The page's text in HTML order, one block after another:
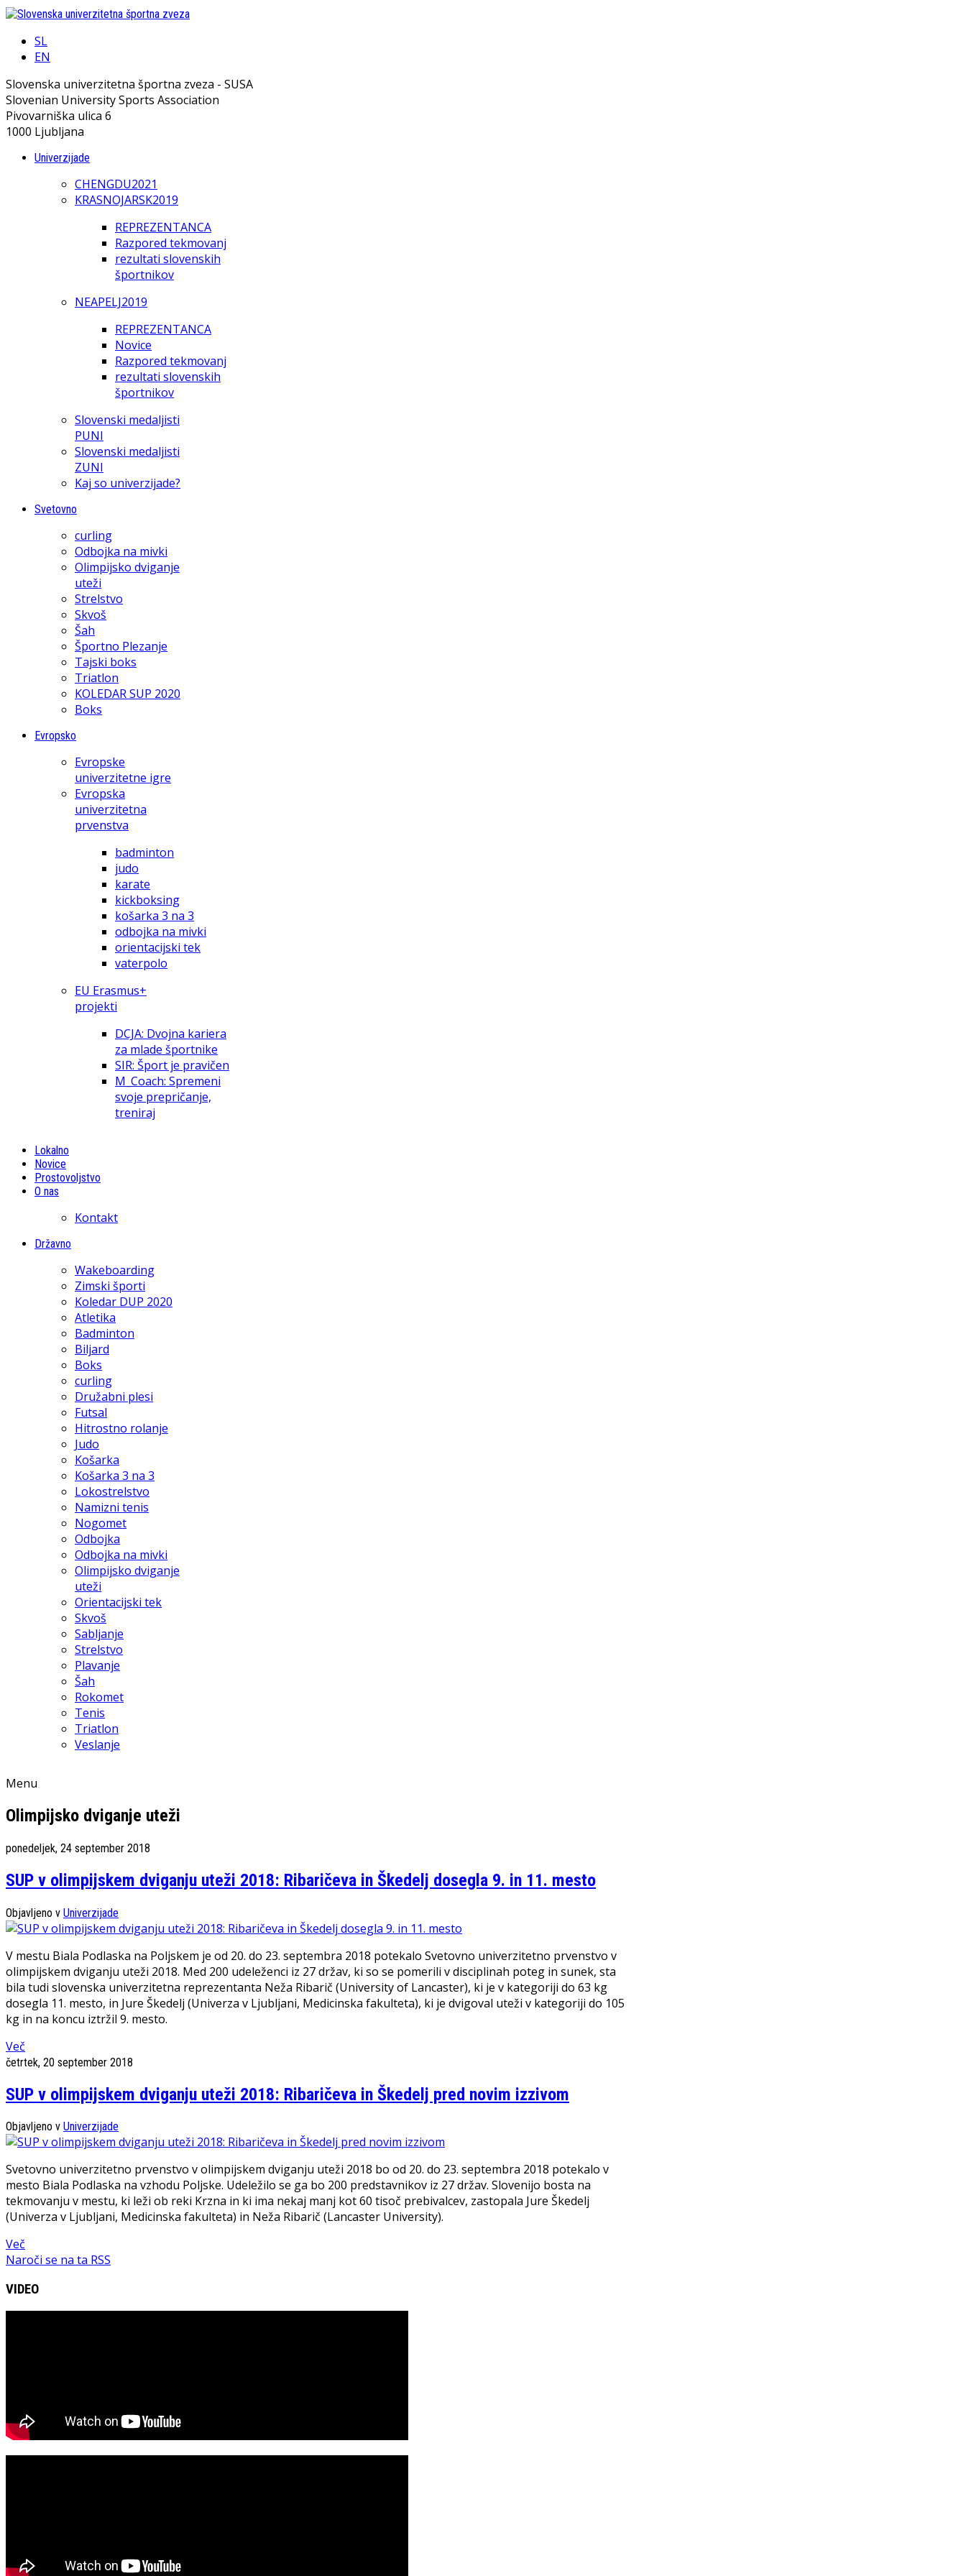
SL
EN
Slovenska univerzitetna športna zveza - SUSA
Slovenian University Sports Association
Pivovarniška ulica 6
1000 Ljubljana
Univerzijade
CHENGDU2021
KRASNOJARSK2019
REPREZENTANCA
Razpored tekmovanj
rezultati slovenskih
športnikov
NEAPELJ2019
REPREZENTANCA
Novice
Razpored tekmovanj
rezultati slovenskih
športnikov
Slovenski medaljisti
PUNI
Slovenski medaljisti
ZUNI
Kaj so univerzijade?
Svetovno
curling
Odbojka na mivki
Olimpijsko dviganje
uteži
Strelstvo
Skvoš
Šah
Športno Plezanje
Tajski boks
Triatlon
KOLEDAR SUP 2020
Boks
Evropsko
Evropske
univerzitetne igre
Evropska
univerzitetna
prvenstva
badminton
judo
karate
kickboksing
košarka 3 na 3
odbojka na mivki
orientacijski tek
vaterpolo
EU Erasmus+
projekti
DCJA: Dvojna kariera
za mlade športnike
SIR: Šport je pravičen
M_Coach: Spremeni
svoje prepričanje,
treniraj
Lokalno
Novice
Prostovoljstvo
O nas
Kontakt
Državno
Wakeboarding
Zimski športi
Koledar DUP 2020
Atletika
Badminton
Biljard
Boks
curling
Družabni plesi
Futsal
Hitrostno rolanje
Judo
Košarka
Košarka 3 na 3
Lokostrelstvo
Namizni tenis
Nogomet
Odbojka
Odbojka na mivki
Olimpijsko dviganje
uteži
Orientacijski tek
Skvoš
Sabljanje
Strelstvo
Plavanje
Šah
Rokomet
Tenis
Triatlon
Veslanje
Menu
Olimpijsko dviganje uteži
ponedeljek, 24 september 2018
SUP v olimpijskem dviganju uteži 2018: Ribaričeva in Škedelj dosegla 9. in 11. mesto
Objavljeno v Univerzijade
V mestu Biala Podlaska na Poljskem je od 20. do 23. septembra 2018 potekalo Svetovno univerzitetno prvenstvo v
olimpijskem dviganju uteži 2018. Med 200 udeleženci iz 27 držav, ki so se pomerili v disciplinah poteg in sunek, sta
bila tudi slovenska univerzitetna reprezentanta Neža Ribarič (University of Lancaster), ki je v kategoriji do 63 kg
dosegla 11. mesto, in Jure Škedelj (Univerza v Ljubljani, Medicinska fakulteta), ki je dvigoval uteži v kategoriji do 105
kg in na koncu iztržil 9. mesto.
Več
četrtek, 20 september 2018
SUP v olimpijskem dviganju uteži 2018: Ribaričeva in Škedelj pred novim izzivom
Objavljeno v Univerzijade
Svetovno univerzitetno prvenstvo v olimpijskem dviganju uteži 2018 bo od 20. do 23. septembra 2018 potekalo v
mesto Biala Podlaska na vzhodu Poljske. Udeležilo se ga bo 200 predstavnikov iz 27 držav. Slovenijo bosta na
tekmovanju v mestu, ki leži ob reki Krzna in ki ima nekaj manj kot 60 tisoč prebivalcev, zastopala Jure Škedelj
(Univerza v Ljubljani, Medicinska fakulteta) in Neža Ribarič (Lancaster University).
Več
Naroči se na ta RSS
VIDEO